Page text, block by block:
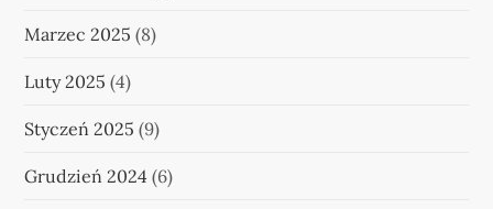
Marzec 2025 (8)
Luty 2025 (4)
Styczeń 2025 (9)
Grudzień 2024 (6)